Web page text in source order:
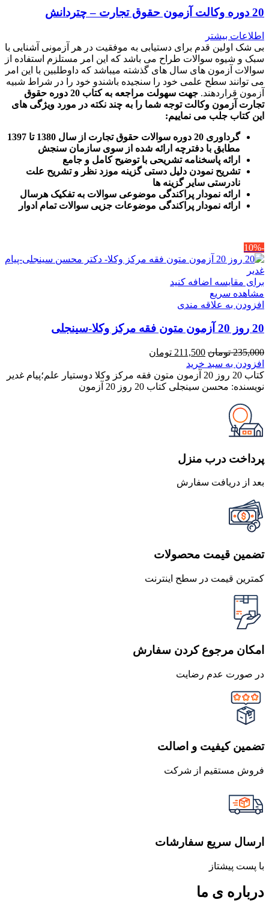
20 دوره وکالت آزمون حقوق تجارت – چتردانش
اطلاعات بیشتر
بی شک اولین قدم برای دستیابی به موفقیت در هر آزمونی آشنایی با
سبک و شیوه سوالات طراح می باشد که این امر مستلزم استفاده از
سوالات آزمون های سال های گذشته میباشد که داوطلبین با این امر
می توانند سطح علمی خود را سنجیده باشندو خود را در شراط شبیه
آزمون قراردهند.
جهت سهولت مراجعه به کتاب 20 دوره حقوق
تجارت آزمون وکالت توجه شما را به چند نکته در مورد ویژگی های
این کتاب جلب می نماییم:
گرداوری 20 دوره سوالات حقوق تجارت از سال 1380 تا 1397
مطابق با دفترچه ارائه شده از سوی سازمان سنجش
ارائه پاسخنامه تشریحی با توضیح کامل و جامع
تشریح نمودن دلیل دستی گزینه موزد نظر و تشریح علت
نادرستی سایر گزینه ها
ارائه نمودار پراکندگی موضوعی سوالات به تفکیک هرسال
رائه نمودار پراکندگی موضوعات جزیی سوالات تمام ادوار
-10%
برای مقایسه اضافه کنید
مشاهده سریع
افزودن به علاقه مندی
20 روز 20 آزمون متون فقه مرکز وکلا-سینجلی
235,000 تومان قیمت
اصلی
235,000 تومان
بود.
211,500 تومان
211,500 تومان
است.
افزودن به سبد خرید
کتاب 20 روز 20 آزمون متون فقه مرکز وکلا دوستیار علم؛پیام غدیر
نویسنده: محسن سینجلی کتاب 20 روز 20 آزمون
پرداخت درب منزل
بعد از دریافت سفارش
تضمین قیمت محصولات
کمترین قیمت در سطح اینترنت
امکان مرجوع کردن سفارش
در صورت عدم رضایت
تضمین کیفیت و اصالت
فروش مستقیم از شرکت
ارسال سریع سفارشات
با پست پیشتاز
درباره ی ما